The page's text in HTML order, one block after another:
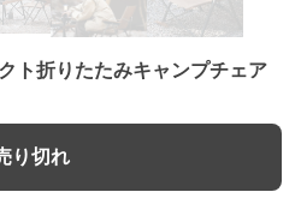
ト折りたたみキャンプチェア
り切れ